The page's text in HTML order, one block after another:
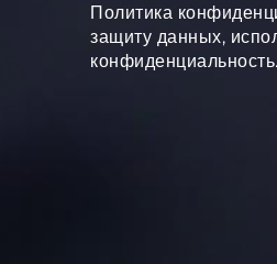
Политика
защиту данных,
конфиденциальность.